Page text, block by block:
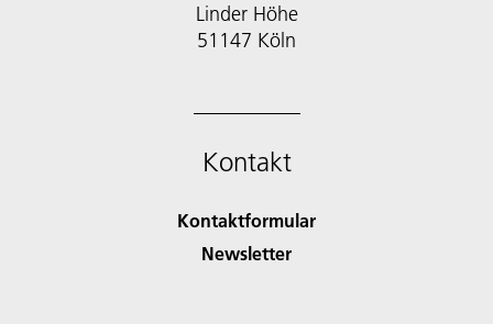
Linder Höhe
51147 Köln
Kontakt
Kontaktformular
Newsletter